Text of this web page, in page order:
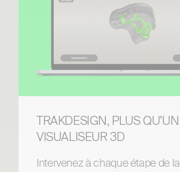
TRAKDESIGN, PLUS QU’UN
VISUALISEUR 3D
Intervenez à chaque étape de la